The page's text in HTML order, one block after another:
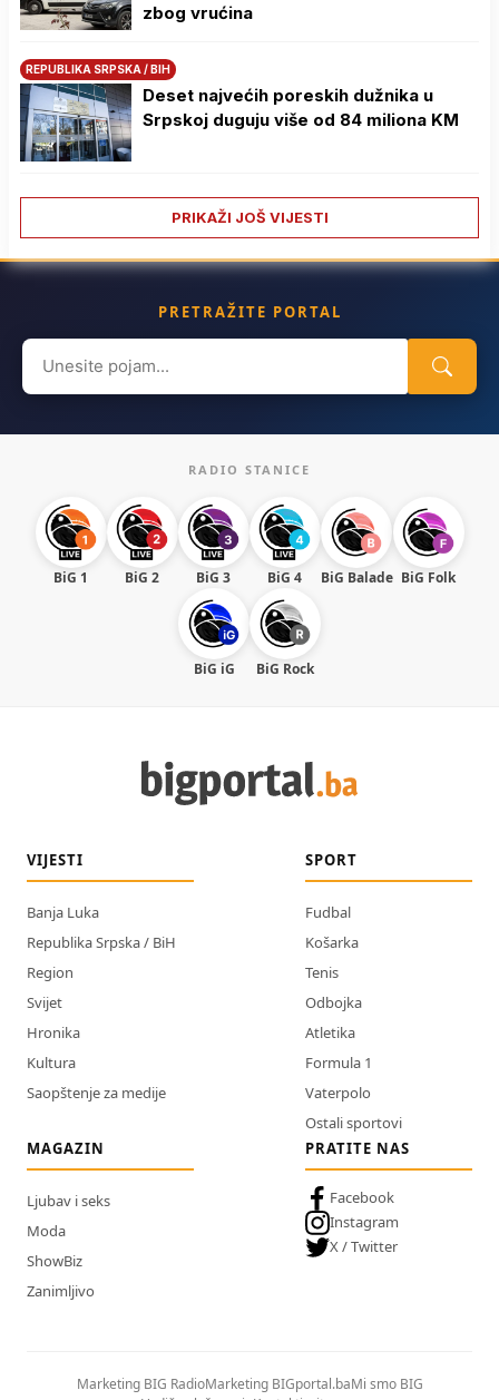
zbog vrućina
REPUBLIKA SRPSKA / BIH
Deset najvećih poreskih dužnika u
Srpskoj duguju više od 84 miliona KM
PRIKAŽI JOŠ VIJESTI
PRETRAŽITE PORTAL
Search
for:
RADIO STANICE
BiG 1 BiG 2 BiG 3 BiG 4 BiG Balade BiG Folk
BiG iG BiG Rock
VIJESTI
Banja Luka
Republika Srpska / BiH
Region
Svijet
Hronika
Kultura
Saopštenje za medije
SPORT
Fudbal
Košarka
Tenis
Odbojka
Atletika
Formula 1
Vaterpolo
Ostali sportovi
MAGAZIN
Ljubav i seks
Moda
ShowBiz
Zanimljivo
PRATITE NAS
Facebook
Instagram
X / Twitter
Marketing BIG RadioMarketing BIGportal.baMi smo BIG